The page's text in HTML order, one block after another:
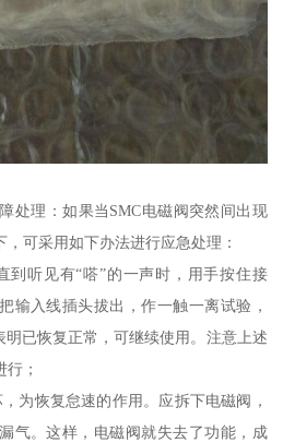
处理：如果当SMC电磁阀突然间出现
可采用如下办法进行应急处理：
到听见有“嗒”的一声时，用手按住接
输入线插头拔出，作一触一离试验，
明已恢复正常，可继续使用。注意上述
；
为恢复怠速的作用。应拆下电磁阀，
气。这样，电磁阀就失去了功能，成